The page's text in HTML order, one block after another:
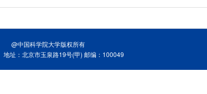
@中国科学院大学版权所有
地址：北京市玉泉路19号(甲) 邮编：100049